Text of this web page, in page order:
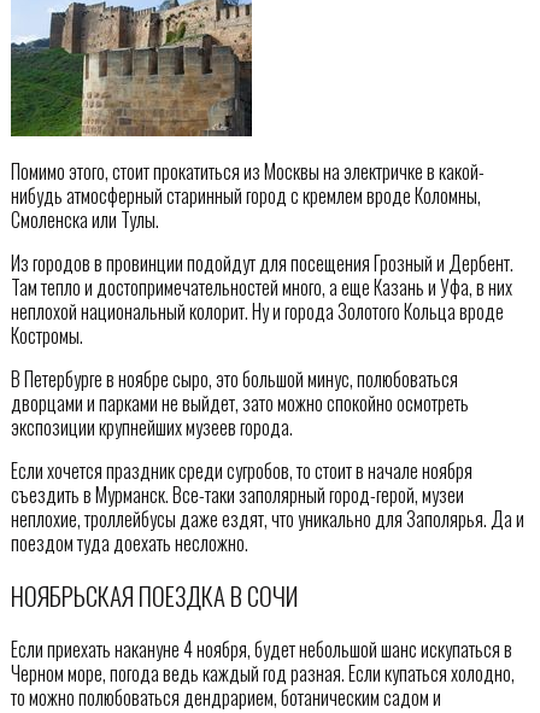
Помимо этого, стоит прокатиться из Москвы на электричке в какой-
нибудь атмосферный старинный город с кремлем вроде Коломны,
Смоленска или Тулы.
Из городов в провинции подойдут для посещения Грозный и Дербент.
Там тепло и достопримечательностей много, а еще Казань и Уфа, в них
неплохой национальный колорит. Ну и города Золотого Кольца вроде
Костромы.
В Петербурге в ноябре сыро, это большой минус, полюбоваться
дворцами и парками не выйдет, зато можно спокойно осмотреть
экспозиции крупнейших музеев города.
Если хочется праздник среди сугробов, то стоит в начале ноября
съездить в Мурманск. Все-таки заполярный город-герой, музеи
неплохие, троллейбусы даже ездят, что уникально для Заполярья. Да и
поездом туда доехать несложно.
НОЯБРЬСКАЯ ПОЕЗДКА В СОЧИ
Если приехать накануне 4 ноября, будет небольшой шанс искупаться в
Черном море, погода ведь каждый год разная. Если купаться холодно,
то можно полюбоваться дендрарием, ботаническим садом и